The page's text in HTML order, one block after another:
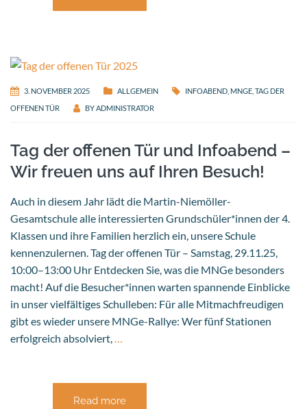
3. NOVEMBER 2025 ALLGEMEIN INFOABEND MNGE TAG DER
OFFENEN TÜR
BYADMINISTRATOR
Tag der offenen Tür und Infoabend –
Wir freuen uns auf Ihren Besuch!
Auch in diesem Jahr lädt die Martin-Niemöller-
Gesamtschule alle interessierten Grundschüler*innen der 4.
Klassen und ihre Familien herzlich ein, unsere Schule
kennenzulernen. Tag der offenen Tür – Samstag, 29.11.25,
10:00–13:00 Uhr Entdecken Sie, was die MNGe besonders
macht! Auf die Besucher*innen warten spannende Einblicke
in unser vielfältiges Schulleben: Für alle Mitmachfreudigen
gibt es wieder unsere MNGe-Rallye: Wer fünf Stationen
erfolgreich absolviert,…
Read more